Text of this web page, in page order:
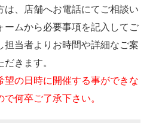
は、店舗へお電話にてご相談い
ームから必要事項を記入してご
担当者よりお時間や詳細なご案
きます。
の日時に開催する事ができな
何卒ご了承下さい。